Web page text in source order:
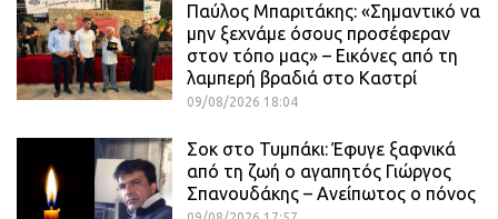
Παύλος Μπαριτάκης: «Σημαντικό να
μην ξεχνάμε όσους προσέφεραν
στον τόπο μας» – Εικόνες από τη
λαμπερή βραδιά στο Καστρί
09/08/2026 18:04
Σοκ στο Τυμπάκι: Έφυγε ξαφνικά
από τη ζωή ο αγαπητός Γιώργος
Σπανουδάκης – Ανείπωτος ο πόνος